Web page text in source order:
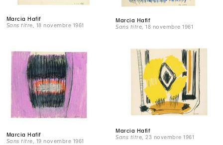
Marcia Hafif
Sans titre , 18 novembre 1961
Marcia Hafif
Sans titre , 18 novembre 1961
Marcia Hafif
Sans titre , 19 novembre 1961
Marcia Hafif
Sans titre , 23 novembre 1961